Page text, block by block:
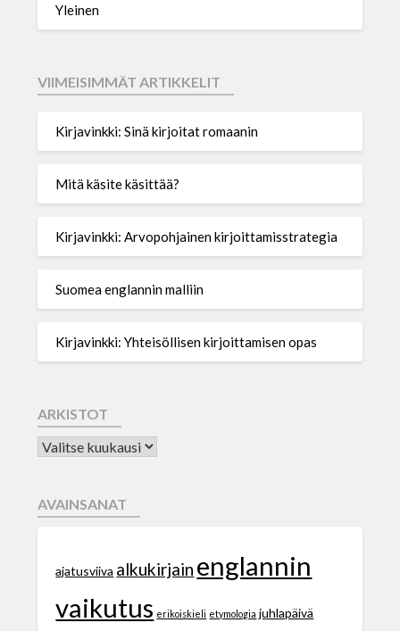
Yleinen
VIIMEISIMMÄT ARTIKKELIT
Kirjavinkki: Sinä kirjoitat romaanin
Mitä käsite käsittää?
Kirjavinkki: Arvopohjainen kirjoittamisstrategia
Suomea englannin malliin
Kirjavinkki: Yhteisöllisen kirjoittamisen opas
ARKISTOT
AVAINSANAT
ajatusviiva alkukirjain englannin
vaikutus erikoiskieli etymologia juhlapäivä